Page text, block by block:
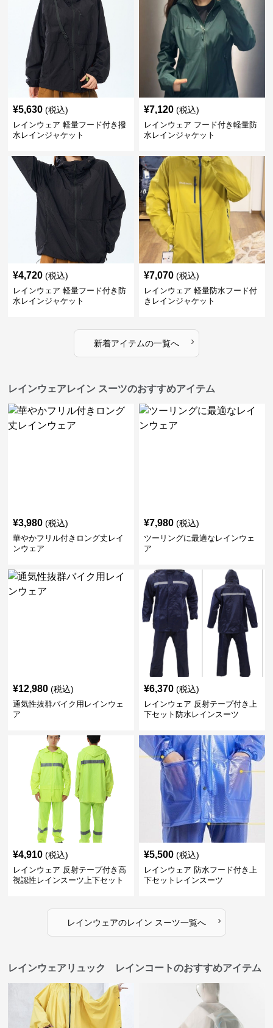
¥5,630 (税込)
レインウェア 軽量フード付き撥
水レインジャケット
¥7,120 (税込)
レインウェア フード付き軽量防
水レインジャケット
¥4,720 (税込)
レインウェア 軽量フード付き防
水レインジャケット
¥7,070 (税込)
レインウェア 軽量防水フード付
きレインジャケット
新着アイテムの一覧へ ›
レインウェアレイン スーツのおすすめアイテム
¥3,980 (税込)
華やかフリル付きロング丈レイ
ンウェア
¥7,980 (税込)
ツーリングに最適なレインウェ
ア
¥12,980 (税込)
通気性抜群バイク用レインウェ
ア
¥6,370 (税込)
レインウェア 反射テープ付き上
下セット防水レインスーツ
¥4,910 (税込)
レインウェア 反射テープ付き高
視認性レインスーツ上下セット
¥5,500 (税込)
レインウェア 防水フード付き上
下セットレインスーツ
レインウェアのレイン スーツ一覧へ ›
レインウェアリュック レインコートのおすすめアイテム